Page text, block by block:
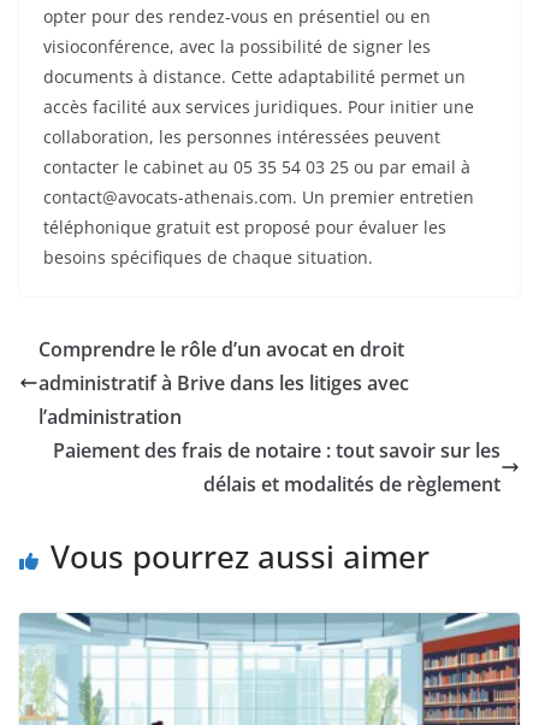
opter pour des rendez-vous en présentiel ou en
visioconférence, avec la possibilité de signer les
documents à distance. Cette adaptabilité permet un
accès facilité aux services juridiques. Pour initier une
collaboration, les personnes intéressées peuvent
contacter le cabinet au 05 35 54 03 25 ou par email à
contact@avocats-athenais.com. Un premier entretien
téléphonique gratuit est proposé pour évaluer les
besoins spécifiques de chaque situation.
Comprendre le rôle d’un avocat en droit
administratif à Brive dans les litiges avec
l’administration
Paiement des frais de notaire : tout savoir sur les
délais et modalités de règlement
Vous pourrez aussi aimer